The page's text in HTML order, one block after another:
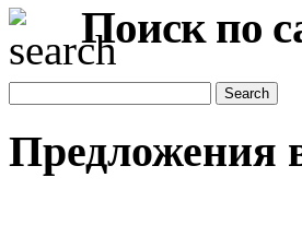
Поиск по
Предложения